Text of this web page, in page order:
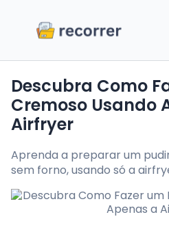
Descubra Como Fazer um Pudim
Cremoso Usando
Airfryer
Aprenda a preparar um
sem forno, usando só a